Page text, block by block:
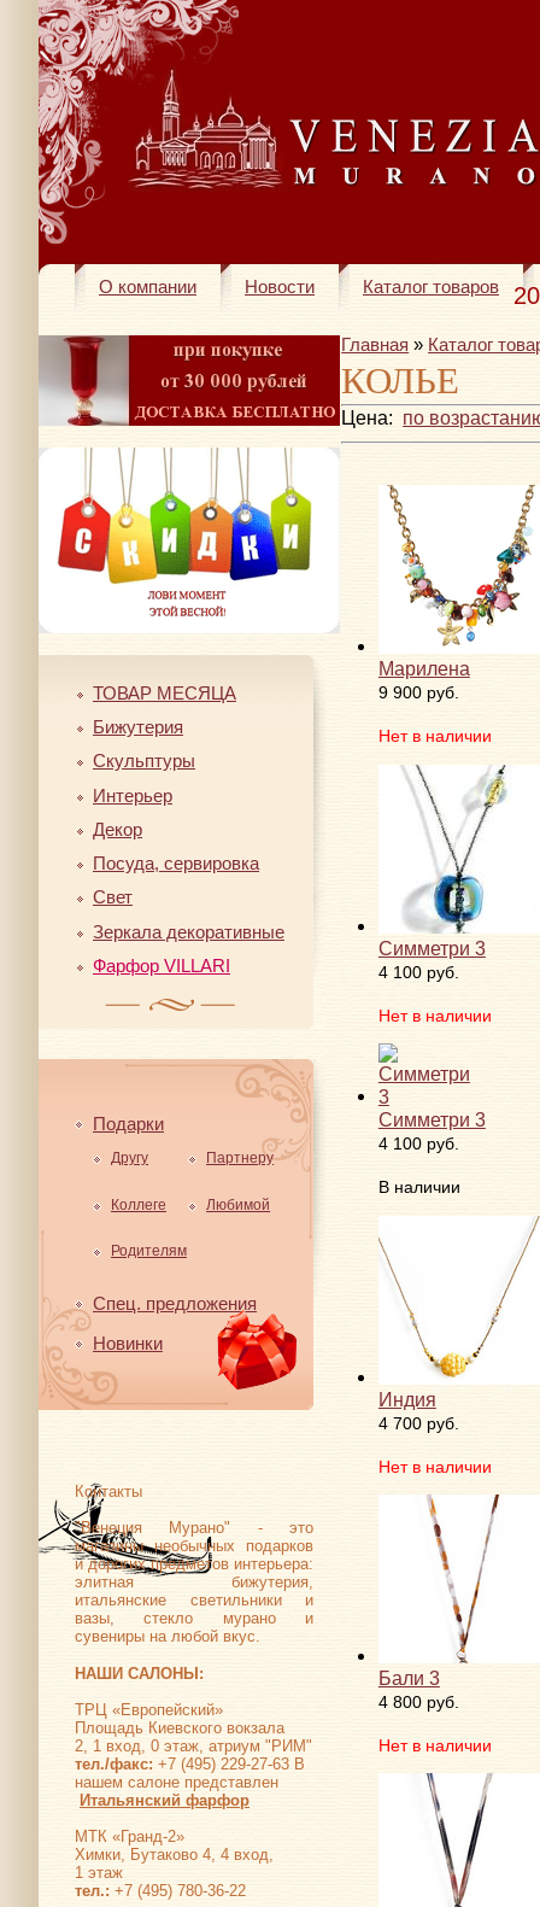
О компании Новости Каталог товаров
ТОВАР МЕСЯЦА
Бижутерия
Скульптуры
Интерьер
Декор
Посуда, сервировка
Свет
Зеркала декоративные
Фарфор VILLARI
Подарки
Другу Партнеру
Коллеге Любимой
Родителям
Спец. предложения
Новинки
Контакты
"Венеция Мурано" - это
магазины необычных подарков
и дорогих предметов интерьера:
элитная бижутерия,
итальянские светильники и
вазы, стекло мурано и
сувениры на любой вкус.
НАШИ САЛОНЫ:
ТРЦ «Европейский»
Площадь Киевского вокзала
2, 1 вход, 0 этаж, атриум "РИМ"
тел./факс: +7 (495) 229-27-63 В
нашем салоне представлен
Итальянский фарфор
МТК «Гранд-2»
Химки, Бутаково 4, 4 вход,
1 этаж
тел.: +7 (495) 780-36-22
Главная » Каталог
КОЛЬЕ
Цена: по
Марилена
9 900 руб.
Нет в наличии
Симметри 3
4 100 руб.
Нет в наличии
Симметри 3
4 100 руб.
В наличии
Индия
4 700 руб.
Нет в наличии
Бали 3
4 800 руб.
Нет в наличии